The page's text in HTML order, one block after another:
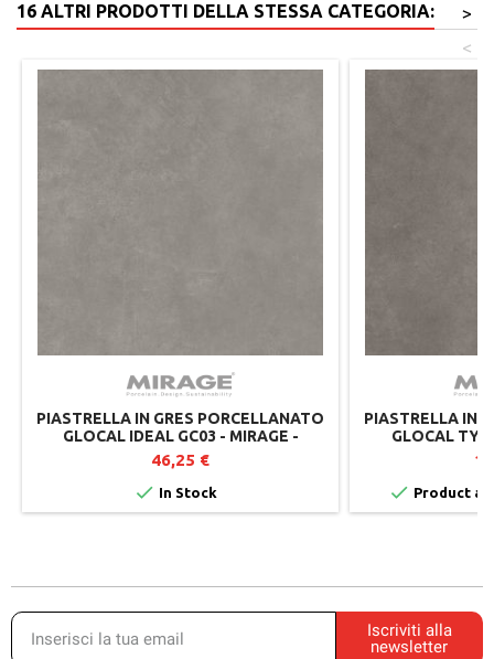
16 ALTRI PRODOTTI DELLA STESSA CATEGORIA:
>
<
PIASTRELLA IN GRES PORCELLANATO
GLOCAL IDEAL GC03 - MIRAGE -
SPESSORE 20 MM
46,25 €
 In Stock
PIASTRELLA IN
GLOCAL
 Product
Iscriviti alla
newsletter